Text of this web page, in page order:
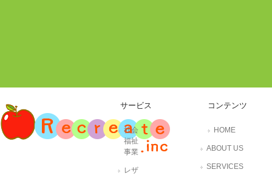
サービス
社会
福祉
事業
レザ
コンテンツ
HOME
ABOUT US
SERVICES